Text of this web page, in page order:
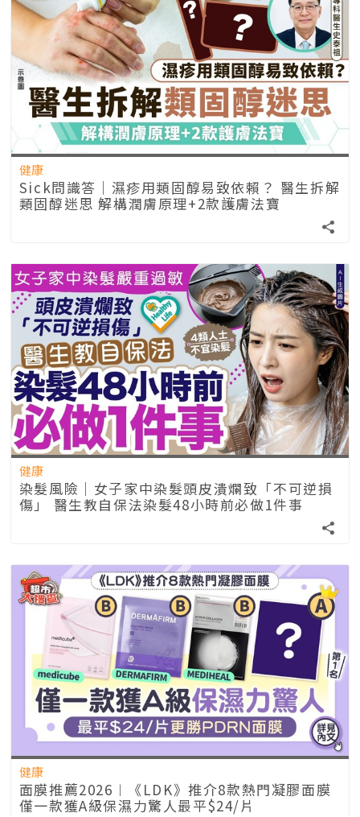
健康
Sick問識答｜濕疹用類固醇易致依賴？ 醫生拆解
類固醇迷思 解構潤膚原理+2款護膚法寶
健康
染髮風險｜女子家中染髮頭皮潰爛致「不可逆損
傷」 醫生教自保法染髮48小時前必做1件事
健康
面膜推薦2026︱《LDK》推介8款熱門凝膠面膜
僅一款獲A級保濕力驚人最平$24/片